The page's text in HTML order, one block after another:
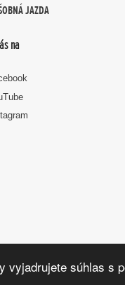
súhlas s
JAZDA
na